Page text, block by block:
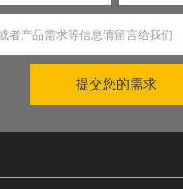
提交您的需求